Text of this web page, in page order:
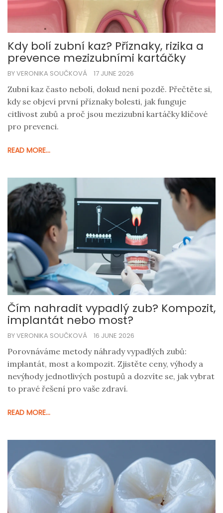
Kdy bolí zubní kaz? Příznaky, rizika a
prevence mezizubními kartáčky
BY VERONIKA SOUČKOVÁ 17 JUNE 2026
Zubní kaz často nebolí, dokud není pozdě. Přečtěte si,
kdy se objeví první příznaky bolesti, jak funguje
citlivost zubů a proč jsou mezizubní kartáčky klíčové
pro prevenci.
READ MORE...
Čím nahradit vypadlý zub? Kompozit,
implantát nebo most?
BY VERONIKA SOUČKOVÁ 16 JUNE 2026
Porovnáváme metody náhrady vypadlých zubů:
implantát, most a kompozit. Zjistěte ceny, výhody a
nevýhody jednotlivých postupů a dozvíte se, jak vybrat
to pravé řešení pro vaše zdraví.
READ MORE...